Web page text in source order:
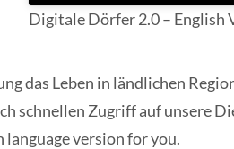
Digitale Dörfer 2.0 – English
das Leben in ländlichen
schnellen Zugriff auf unsere
version for you.